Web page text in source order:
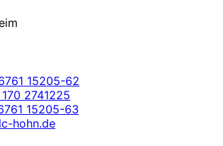
15205-62
2741225
15205-63
hohn.de